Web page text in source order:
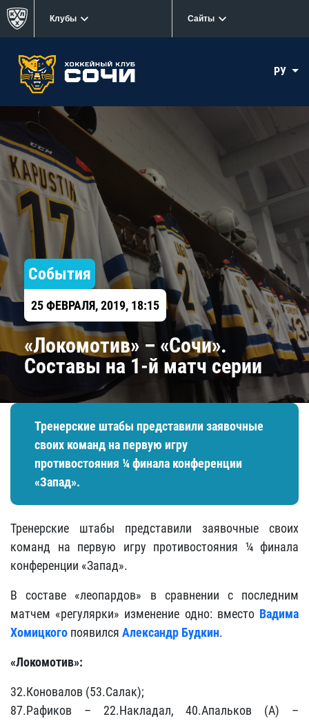
Клубы Сайты
РУ
События
25 ФЕВРАЛЯ, 2019, 18:15
«Локомотив» – «Сочи».
Составы на 1-й матч серии
Тренерские штабы представили заявочные
своих команд на первую игру
противостояния ¼ финала конференции
«Запад».
Тренерские штабы представили заявочные своих
команд на первую игру противостояния ¼ финала
конференции «Запад».
В составе «леопардов» в сравнении с последним
матчем «регулярки» изменение одно: вместо Вадима
Хомицкого появился Александр Будкин.
«Локомотив»:
32.Коновалов (53.Салак);
87.Рафиков – 22.Накладал, 40.Апальков (А) –